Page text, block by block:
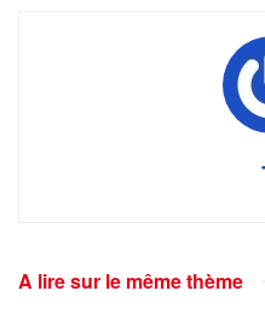
A lire sur le même thème